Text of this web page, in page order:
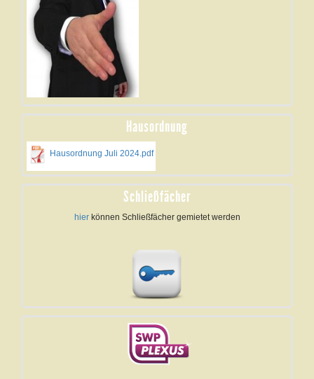
Hausordnung
Hausordnung Juli 2024.pdf
Schließfächer
hier können Schließfächer gemietet werden